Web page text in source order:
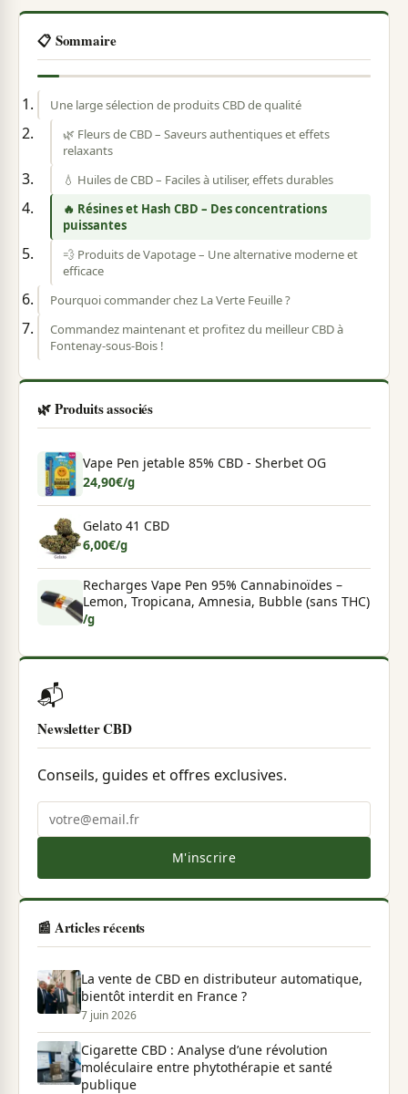
📋 Sommaire
Une large sélection de produits CBD de qualité
🌿 Fleurs de CBD – Saveurs authentiques et effets
relaxants
💧 Huiles de CBD – Faciles à utiliser, effets durables
🔥 Résines et Hash CBD – Des concentrations
puissantes
💨 Produits de Vapotage – Une alternative moderne et
efficace
Pourquoi commander chez La Verte Feuille ?
Commandez maintenant et profitez du meilleur CBD à
Fontenay-sous-Bois !
🌿 Produits associés
Vape Pen jetable 85% CBD - Sherbet OG
24,90€/g
Gelato 41 CBD
6,00€/g
Recharges Vape Pen 95% Cannabinoïdes –
Lemon, Tropicana, Amnesia, Bubble (sans THC)
/g
📬
Newsletter CBD
Conseils, guides et offres exclusives.
M'inscrire
📰 Articles récents
La vente de CBD en distributeur automatique,
bientôt interdit en France ?
7 juin 2026
Cigarette CBD : Analyse d’une révolution
moléculaire entre phytothérapie et santé
publique